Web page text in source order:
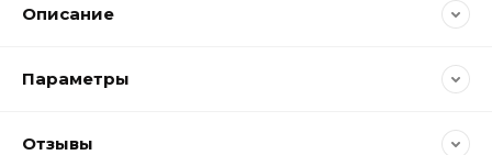
Описание
Параметры
Отзывы